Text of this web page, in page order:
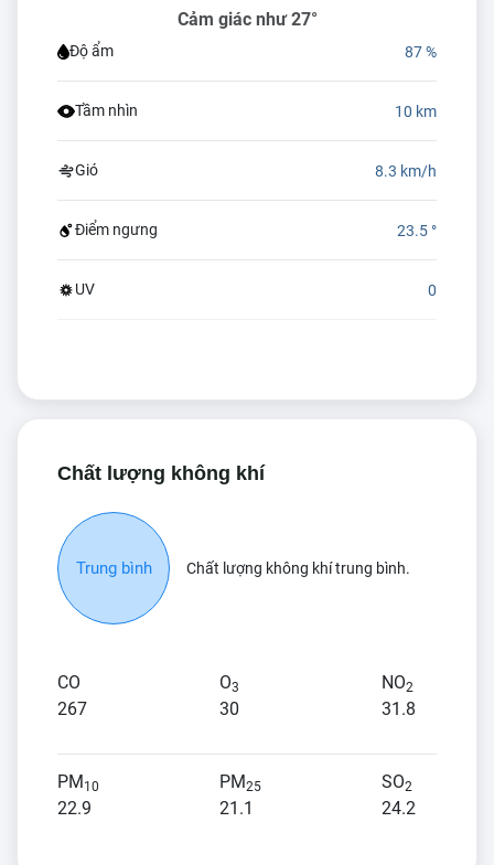
Cảm giác như 27°
Độ ẩm 87 %
Tầm nhìn 10 km
Gió 8.3 km/h
Điểm ngưng 23.5 °
UV 0
Chất lượng không khí
Trung bình Chất lượng không khí trung bình.
CO
267
O3
30
NO2
31.8
PM10
22.9
PM25
21.1
SO2
24.2